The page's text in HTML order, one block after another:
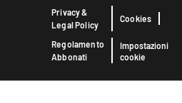
Privacy &
Legal Policy
Cookies
Regolamento
Abbonati
Impostazioni
cookie